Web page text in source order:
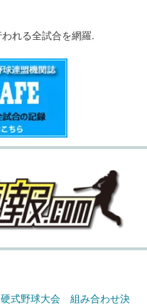
れる全試合を網羅.
硬式野球大会 組み合わせ決